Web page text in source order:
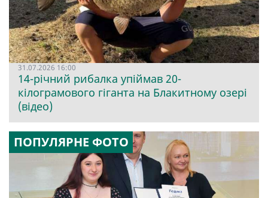
31.07.2026 16:00
14-річний рибалка упіймав 20-
кілограмового гіганта на Блакитному озері
(відео)
ПОПУЛЯРНЕ ФОТО